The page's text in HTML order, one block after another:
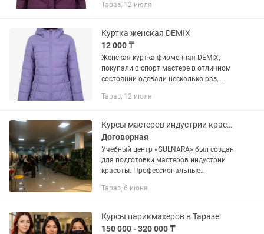
капюшоном, цвет куртки как на первой
Тараз, 12 июля
Куртка женская DEMIX
12 000 ₸
Женская куртка фирменная DEMIX,
покупали в спорт мастере в отличном
состоянии одевали несколько раз,
думала скину вес....))
Тараз, 12 июля
Курсы мастеров индустрии красоты
Договорная
Учебный центр «GULNARA» был создан
для подготовки мастеров индустрии
красоты. Профессиональные
команда мастеров своего дела обучат
Тараз, 6 июня
Курсы парикмахеров в Таразе
150 000 - 320 000 ₸